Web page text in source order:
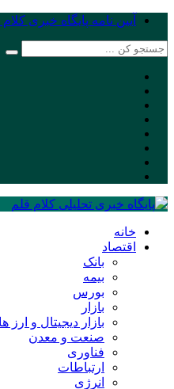
آیین نامه پایگاه خبری
خانه
اقتصاد
بانک
بیمه
بورس
بازار
بازار دیجیتال و ارز
صنعت و معدن
فناوری
ارتباطات
انرژی